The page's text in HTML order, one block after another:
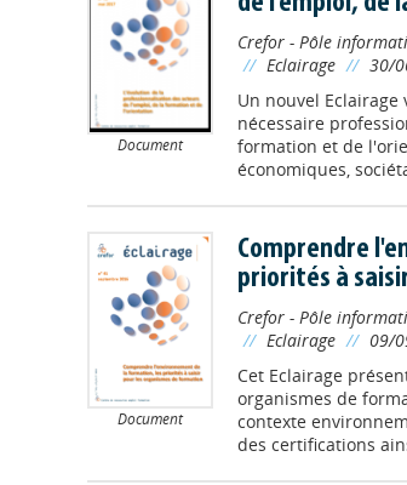
Document
Crefor - Pôle
// Eclairage // 30/
Un nouvel
nécessaire
formation et de
économiques,
Document
Comprendre
priorités à
Crefor - Pôle
// Eclairage // 09/
Cet Eclairage
organismes de
contexte
des certifications